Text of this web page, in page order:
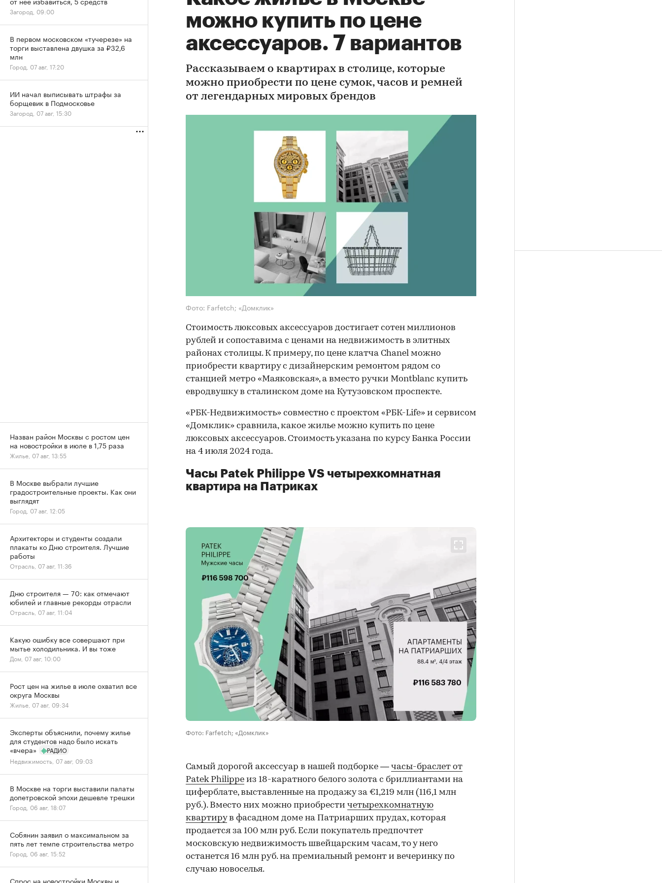
можно купить по цене
аксессуаров. 7 вариантов
Рассказываем о квартирах в столице, которые
можно приобрести по цене сумок, часов и ремней
от легендарных мировых брендов
Фото: Farfetch; «Домклик»
Стоимость люксовых аксессуаров достигает сотен миллионов
рублей и сопоставима с ценами на недвижимость в элитных
районах столицы. К примеру, по цене клатча Chanel можно
приобрести квартиру с дизайнерским ремонтом рядом со
станцией метро «Маяковская», а вместо ручки Montblanc купить
евродвушку в сталинском доме на Кутузовском проспекте.
«РБК-Недвижимость» совместно с проектом «РБК-Life» и сервисом
«Домклик» сравнила, какое жилье можно купить по цене
люксовых аксессуаров. Стоимость указана по курсу Банка России
на 4 июля 2024 года.
Часы Patek Philippe VS четырехкомнатная
квартира на Патриках
Фото: Farfetch; «Домклик»
Самый дорогой аксессуар в нашей подборке — часы-браслет от
Patek Philippe из 18-каратного белого золота с бриллиантами на
циферблате, выставленные на продажу за €1,219 млн (116,1 млн
руб.). Вместо них можно приобрести четырехкомнатную
квартирув фасадном доме на Патриарших прудах, которая
продается за 100 млн руб. Если покупатель предпочтет
московскую недвижимость швейцарским часам, то у него
останется 16 млн руб. на премиальный ремонт и вечеринку по
случаю новоселья.
Загород, 09:00
В первом московском «тучерезе» на
торги выставлена двушка за ₽32,6
млн
Город, 07 авг, 17:20
ИИ начал выписывать штрафы за
борщевик в Подмосковье
Загород, 07 авг, 15:30
Назван район Москвы с ростом цен
на новостройки в июле в 1,75 раза
Жилье, 07 авг, 13:55
В Москве выбрали лучшие
градостроительные проекты. Как они
выглядят
Город, 07 авг, 12:05
Архитекторы и студенты создали
плакаты ко Дню строителя. Лучшие
работы
Отрасль, 07 авг, 11:36
Дню строителя — 70: как отмечают
юбилей и главные рекорды отрасли
Отрасль, 07 авг, 11:04
Какую ошибку все совершают при
мытье холодильника. И вы тоже
Дом, 07 авг, 10:00
Рост цен на жилье в июле охватил все
округа Москвы
Жилье, 07 авг, 09:34
Эксперты объяснили, почему жилье
для студентов надо было искать
«вчера»
РАДИО
Недвижимость, 07 авг, 09:03
В Москве на торги выставили палаты
допетровской эпохи дешевле трешки
Город, 06 авг, 18:07
Собянин заявил о максимальном за
пять лет темпе строительства метро
Город, 06 авг, 15:52
Спрос на новостройки Москвы и